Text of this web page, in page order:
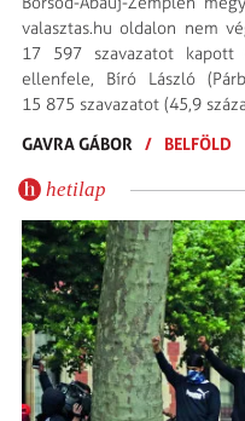
valasz­tas.hu oldalon nem
17 597 szavazatot kapott
ellenfele, Bíró László
15 875 szavazatot (45,9
GAVRA GÁBOR
/ BELFÖLD
hetilap